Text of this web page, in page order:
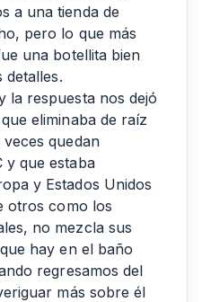
a una tienda de
pero lo que más
una botellita bien
la respuesta nos dejó
eliminaba de raíz
quedan
y que estaba
y Estados Unidos
otros como los
no mezcla sus
hay en el baño
regresamos del
más sobre él